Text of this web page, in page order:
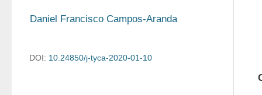
Daniel Francisco Campos-Aranda
DOI: 10.24850/j-tyca-2020-01-10